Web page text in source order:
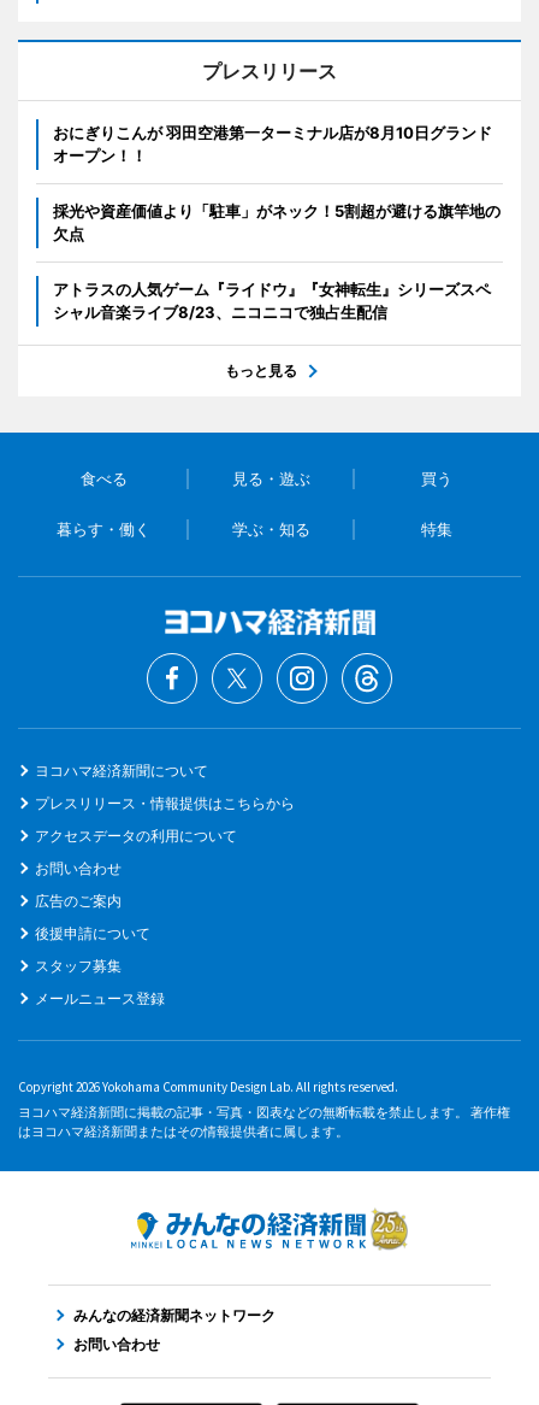
プレスリリース
おにぎりこんが 羽田空港第一ターミナル店が8月10日グランド
オープン！！
採光や資産価値より「駐車」がネック！5割超が避ける旗竿地の
欠点
アトラスの人気ゲーム『ライドウ』『女神転生』シリーズスペ
シャル音楽ライブ8/23、ニコニコで独占生配信
もっと見る
食べる 見る・遊ぶ 買う
暮らす・働く 学ぶ・知る 特集
ヨコハマ経済新聞について
プレスリリース・情報提供はこちらから
アクセスデータの利用について
お問い合わせ
広告のご案内
後援申請について
スタッフ募集
メールニュース登録
Copyright 2026 Yokohama Community Design Lab. All rights reserved.
ヨコハマ経済新聞に掲載の記事・写真・図表などの無断転載を禁止します。 著作権
はヨコハマ経済新聞またはその情報提供者に属します。
みんなの経済新聞ネットワーク
お問い合わせ